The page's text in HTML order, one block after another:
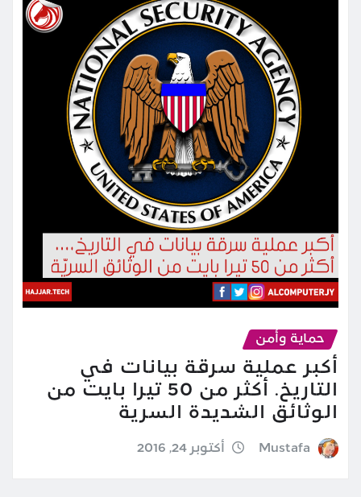
حماية وأمن
أكبر عملية سرقة بيانات في
التاريخ. أكثر من 50 تيرا بايت من
الوثائق الشديدة السرية
Mustafa أكتوبر 24, 2016